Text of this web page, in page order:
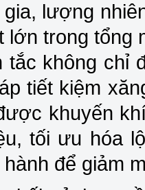
lượng
lớn trong tổng
tắc không chỉ
tiết kiệm
khuyến
tối ưu hóa
để giảm